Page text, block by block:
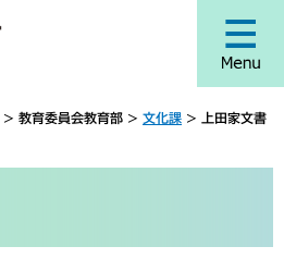
> 教育委員会教育部 > 文化課 >
上田家文書